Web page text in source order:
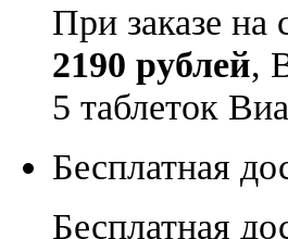
При заказе на
2190 рублей,
5 таблеток
Бесплатная
Бесплатная